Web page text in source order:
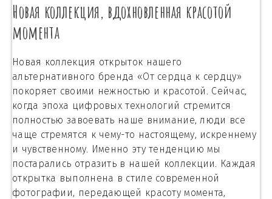
Новая коллекция, вдохновленная красотой
момента
Новая коллекция открыток нашего
альтернативного бренда «От сердца к сердцу»
покоряет своими нежностью и красотой. Сейчас,
когда эпоха цифровых технологий стремится
полностью завоевать наше внимание, люди все
чаще стремятся к чему-то настоящему, искреннему
и чувственному. Именно эту тенденцию мы
постарались отразить в нашей коллекции. Каждая
открытка выполнена в стиле современной
фотографии, передающей красоту момента,